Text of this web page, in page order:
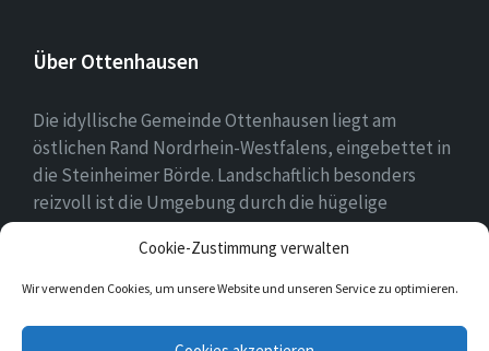
Cookie-Zustimmung verwalten
Wir verwenden Cookies, um unsere Website und unseren Service zu optimieren.
Über Ottenhausen
Die idyllische Gemeinde Ottenhausen liegt am
östlichen Rand Nordrhein-Westfalens, eingebettet in
die Steinheimer Börde. Landschaftlich besonders
reizvoll ist die Umgebung durch die hügelige
Landschaft des naheliegenden Eggegebirges als
Ausläufer des Teutoburger Waldes.
Facebook Twitter Instagram